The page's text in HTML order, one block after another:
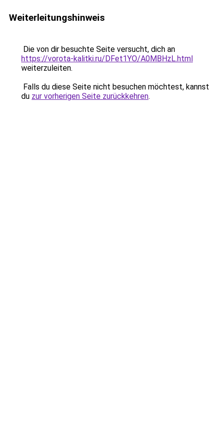
Weiterleitungshinweis
Die von dir besuchte Seite versucht, dich an
https://vorota-kalitki.ru/DFet1YO/A0MBHzL.html
weiterzuleiten.
Falls du diese Seite nicht besuchen möchtest, kannst
du zur vorherigen Seite zurückkehren.